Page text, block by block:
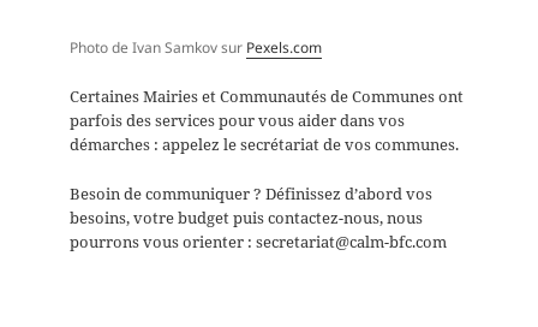
Photo de Ivan Samkov sur Pexels.com
Certaines Mairies et Communautés de Communes ont
parfois des services pour vous aider dans vos
démarches : appelez le secrétariat de vos communes.
Besoin de communiquer ? Définissez d’abord vos
besoins, votre budget puis contactez-nous, nous
pourrons vous orienter : secretariat@calm-bfc.com